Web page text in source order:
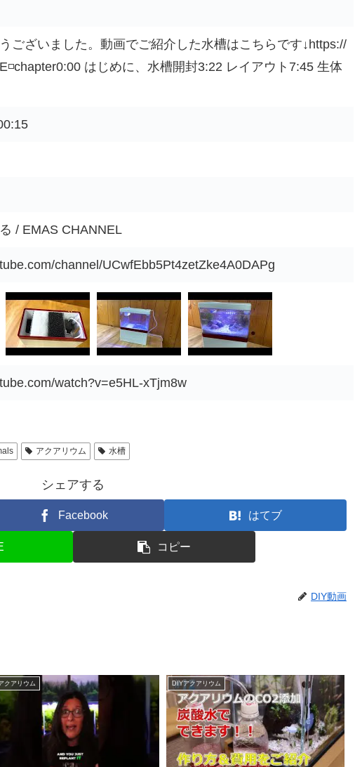
ございました。動画でご紹介した水槽はこちらです↓https://
はじめに、水槽開封3:22 レイアウト7:45 生体
/ EMAS CHANNEL
channel/UCwfEbb5Pt4zetZke4A0DAPg
watch?v=e5HL-xTjm8w
アクアリウム 水槽
シェアする
Facebook はてブ
コピー
DIY動画
クアリウム DIYアクアリウム